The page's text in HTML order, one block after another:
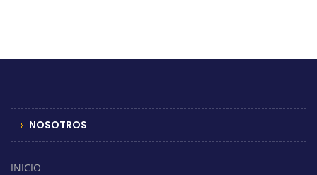
NOSOTROS
INICIO